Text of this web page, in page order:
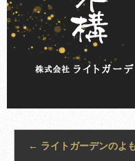
← ライトガーデンのよ